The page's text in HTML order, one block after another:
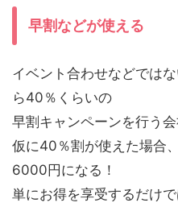
早割などが使える
イベント合わせなどでは
ら40％くらいの
早割キャンペーンを行う会
仮に40％割が使えた場合
6000円になる！
単にお得を享受するだけで